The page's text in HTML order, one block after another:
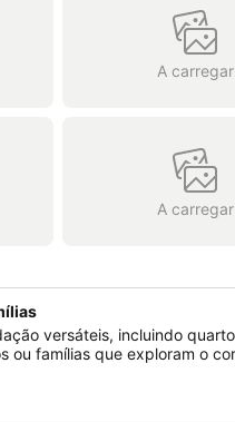
A carregar
A carregar
versáteis, incluindo
ou famílias que exploram o